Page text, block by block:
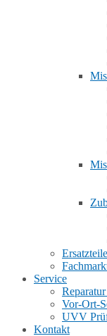
Ersatzteile
Service
Vor-Ort-
UVV
Kontakt